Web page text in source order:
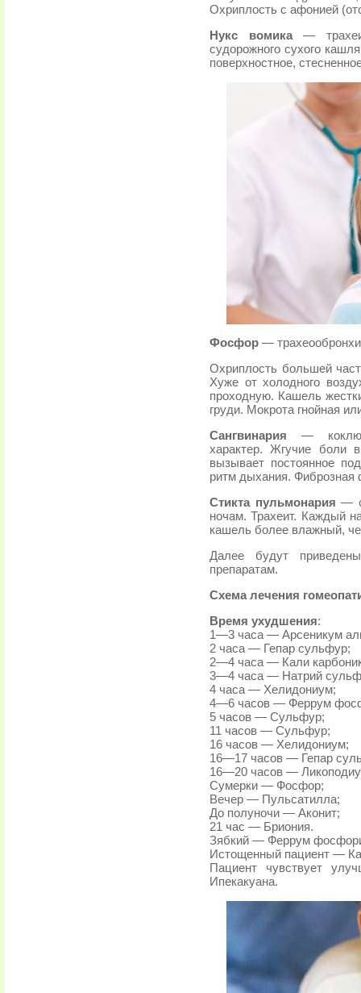
Охриплость с афонией
Нукс вомика—
судорожного сухого
поверхностное,
Фосфор —
Охриплость большей
Хуже от холодного
проходную. Кашель
груди. Мокрота гнойная
Сангвинария —
характер. Жгучие боли
вызывает постоянное
ритм дыхания. Фиброзная
Стикта пульмонария —
ночам. Трахеит. Каждый
кашель более влажный,
Далее будут
препаратам.
Схема лечения
Время ухудшения:
1—3 часа — Арсеникум
2 часа — Гепар сульфур;
2—4 часа — Кали
3—4 часа — Натрий
4 часа — Хелидониум;
4—6 часов — Феррум
5 часов — Сульфур;
11 часов — Сульфур;
16 часов — Хелидониум;
16—17 часов — Гепар
16—20 часов —
Сумерки — Фосфор;
Вечер — Пульсатилла;
До полуночи — Аконит;
21 час — Бриония.
Зябкий — Феррум
Истощенный пациент —
Пациент чувствует
Ипекакуана.